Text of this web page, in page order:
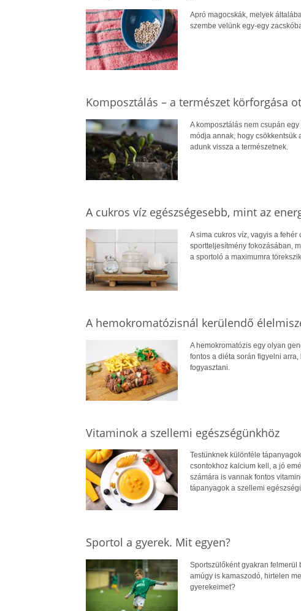
Apró magocskák, melyek
szembe velünk egy-egy
Komposztálás – a természet körforgása
A komposztálás nem csupán
módja annak, hogy csökkentsük
adunk vissza a természetnek.
A cukros víz egészségesebb, mint az
A sima cukros víz, vagyis a
sportteljesítmény fokozásában,
a sportoló a maximumra
A hemokromatózisnál kerülendő
A hemokromatózis egy olyan
fontos a diéta során figyelni
fogyasztani.
Vitaminok a szellemi egészségünkhöz
Testünknek különféle
csontokhoz kalcium kell, a jó
számára is vannak fontos
tápanyagok a szellemi
Sportol a gyerek. Mit egyen?
Sportszülőként gyakran
amúgy is kamaszodó, hirtelen
gyerekeimet?